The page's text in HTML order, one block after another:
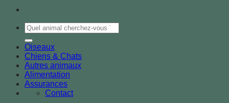
Oiseaux
Chiens & Chats
Autres animaux
Alimentation
Assurances
Contact